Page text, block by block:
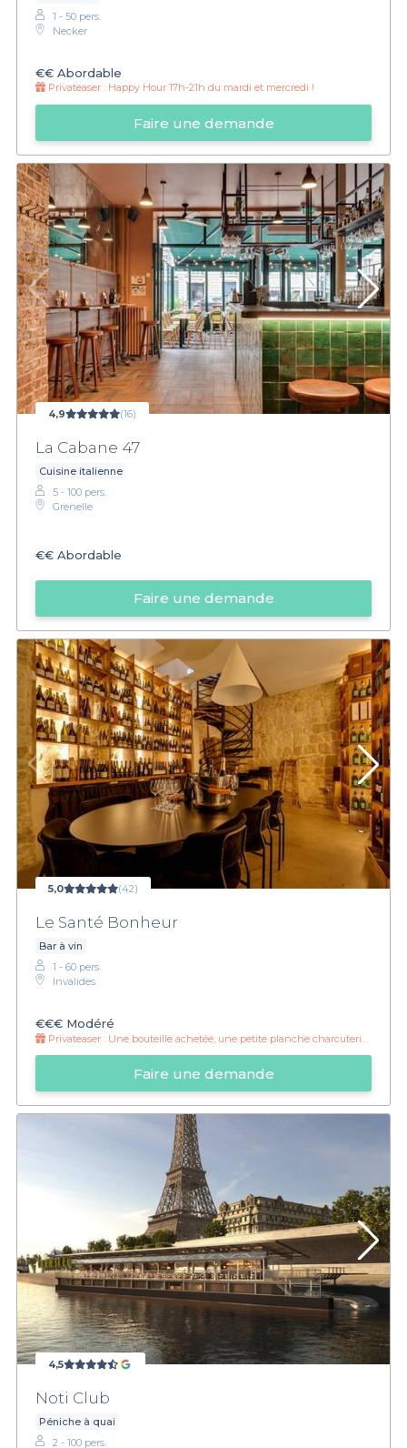
1 - 50 pers.
Necker
€€ Abordable
Privateaser : Happy Hour 17h-21h du mardi et mercredi !
Faire une demande
4,9 (16)
La Cabane 47
Cuisine italienne
5 - 100 pers.
Grenelle
€€ Abordable
Faire une demande
5,0 (42)
Le Santé Bonheur
Bar à vin
1 - 60 pers.
Invalides
€€€ Modéré
Privateaser : Une bouteille achetée, une petite planche charcuterie offerte !
Faire une demande
4,5
Noti Club
Péniche à quai
2 - 100 pers.